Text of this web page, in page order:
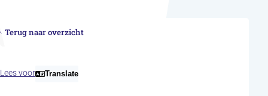
Terug naar overzicht
Lees voor Translate